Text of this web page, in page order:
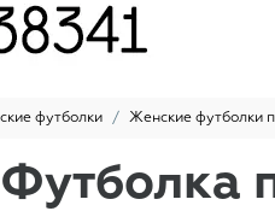
футболки Женские футболки
Футболка